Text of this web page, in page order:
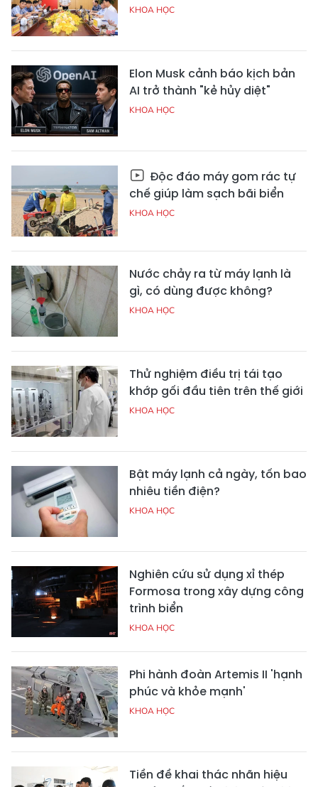
KHOA HỌC
Elon Musk cảnh báo kịch bản
AI trở thành "kẻ hủy diệt"
KHOA HỌC
Độc đáo máy gom rác tự
chế giúp làm sạch bãi biển
KHOA HỌC
Nước chảy ra từ máy lạnh là
gì, có dùng được không?
KHOA HỌC
Thử nghiệm điều trị tái tạo
khớp gối đầu tiên trên thế giới
KHOA HỌC
Bật máy lạnh cả ngày, tốn bao
nhiêu tiền điện?
KHOA HỌC
Nghiên cứu sử dụng xỉ thép
Formosa trong xây dựng công
trình biển
KHOA HỌC
Phi hành đoàn Artemis II 'hạnh
phúc và khỏe mạnh'
KHOA HỌC
Tiền đề khai thác nhãn hiệu